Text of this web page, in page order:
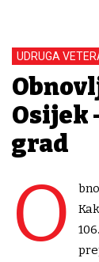
UDRUGA
Osijek
grad
O